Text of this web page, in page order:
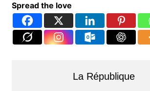
Spread the love
La République